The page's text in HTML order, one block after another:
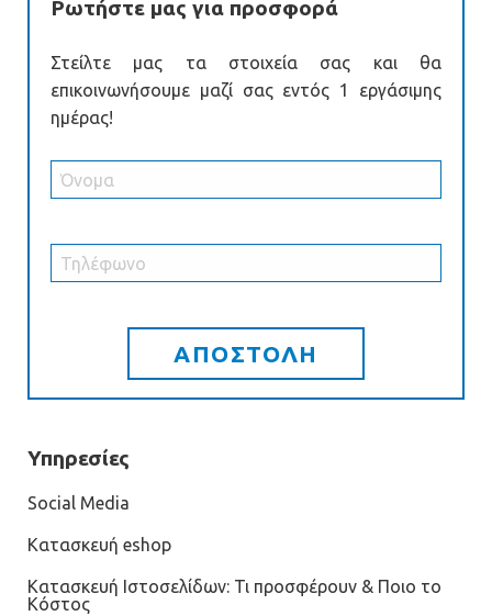
Ρωτήστε μας για προσφορά
Στείλτε μας τα στοιχεία σας και θα
επικοινωνήσουμε μαζί σας εντός 1 εργάσιμης
ημέρας!
Υπηρεσίες
Social Media
Κατασκευή eshop
Κατασκευή Ιστοσελίδων: Τι προσφέρουν & Ποιο το
Κόστος